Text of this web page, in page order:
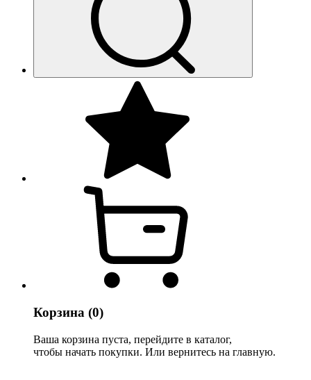
Корзина (0)
Ваша корзина пуста, перейдите в каталог,
чтобы начать покупки. Или вернитесь на главную.